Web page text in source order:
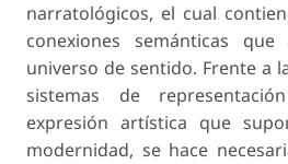
narratológicos, el cual
conexiones semánticas
universo de sentido. Frente a
sistemas de
expresión artística que
modernidad, se hace